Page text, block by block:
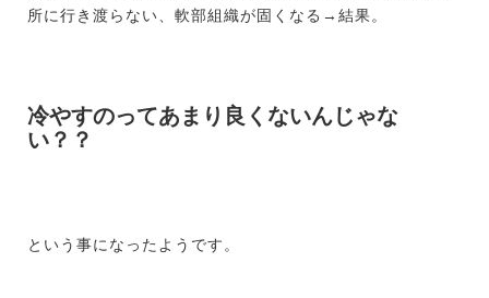
所に行き渡らない、軟部組織が固くなる→結果。
冷やすのってあまり良くないんじゃな
い？？
という事になったようです。